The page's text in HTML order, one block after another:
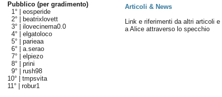
Pubblico (per gradimento)
1° | eosperide
2° |
beatrixlovett
3° | ilovecinema0.0
4° | elgatoloco
5° | parieaa
6° | a.serao
7° | elpiezo
8° | prini
9° | rush98
10° | tmpsvita
11° | robur1
Articoli & News
Link e riferimenti da altri articoli e
a Alice attraverso lo specchio